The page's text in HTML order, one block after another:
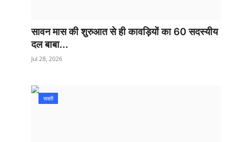
सावन मास की शुरुआत से ही कावड़ियों का 60 सदस्यीय
दल बाबा...
Jul 28, 2026
सक्ती